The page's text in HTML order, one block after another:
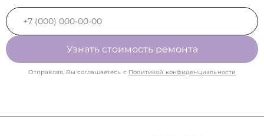
Узнать стоимость ремонта
Отправляя, Вы соглашаетесь с Политикой конфиденциальности